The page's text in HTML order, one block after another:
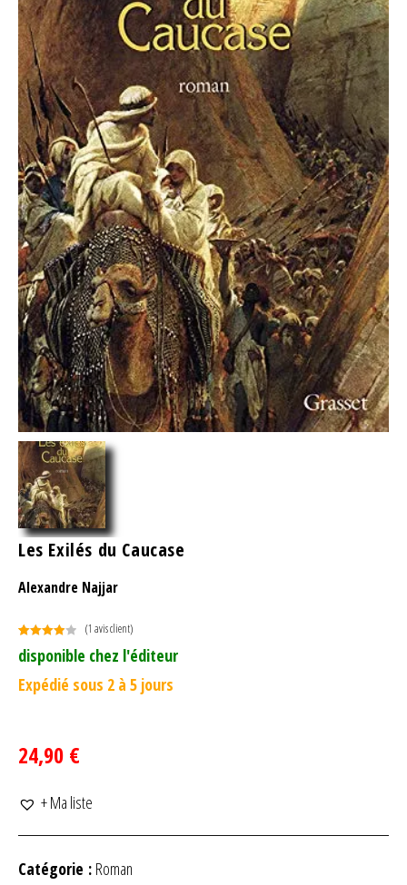
Les Exilés du Caucase
Alexandre Najjar
sur 5
basé
sur
(1 avis client)
disponible chez l'éditeur
Expédié sous 2 à 5 jours
24,90 €
+ Ma liste
Catégorie : Roman